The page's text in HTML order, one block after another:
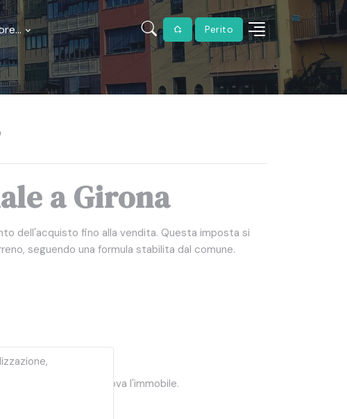
Perito
a Girona
dell'acquisto fino alla vendita. Questa imposta si
seguendo una formula stabilita dal comune.
per la zona in cui si trova l'immobile.
sugli Immobili).